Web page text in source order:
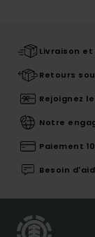
Livraison
Retours
Rejoignez
Notre
Paiement
Besoin